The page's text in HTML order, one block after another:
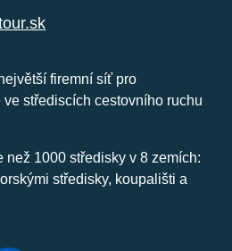
firemní síť pro
střediscích cestovního ruchu
než 1000 středisky v 8 zemích:
středisky, koupališti a